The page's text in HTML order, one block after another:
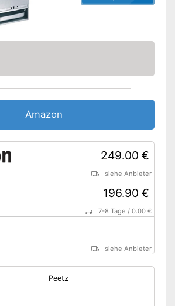
siehe Anbieter
Amazon
249.00 €
siehe Anbieter
196.90 €
7-8 Tage /0.00 €
siehe Anbieter
Peetz